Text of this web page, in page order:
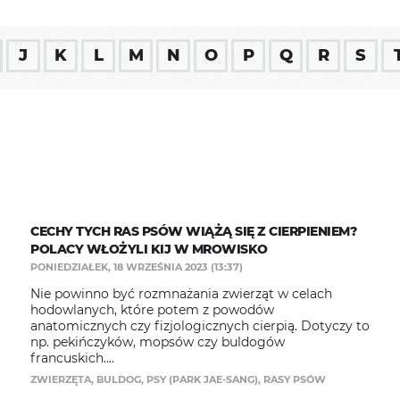
J K L M N O P Q R S
CECHY TYCH RAS PSÓW WIĄŻĄ SIĘ Z CIERPIENIEM?
POLACY WŁOŻYLI KIJ W MROWISKO
PONIEDZIAŁEK, 18 WRZEŚNIA 2023 (13:37)
Nie powinno być rozmnażania zwierząt w celach
hodowlanych, które potem z powodów
anatomicznych czy fizjologicznych cierpią. Dotyczy to
np. pekińczyków, mopsów czy buldogów
francuskich....
ZWIERZĘTA, BULDOG, PSY (PARK JAE-SANG), RASY PSÓW